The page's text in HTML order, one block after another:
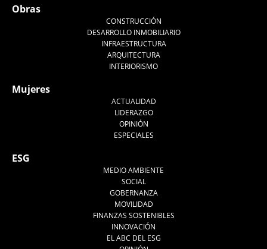
Obras
CONSTRUCCIÓN
DESARROLLO INMOBILIARIO
INFRAESTRUCTURA
ARQUITECTURA
INTERIORISMO
Mujeres
ACTUALIDAD
LIDERAZGO
OPINIÓN
ESPECIALES
ESG
MEDIO AMBIENTE
SOCIAL
GOBERNANZA
MOVILIDAD
FINANZAS SOSTENIBLES
INNOVACIÓN
EL ABC DEL ESG